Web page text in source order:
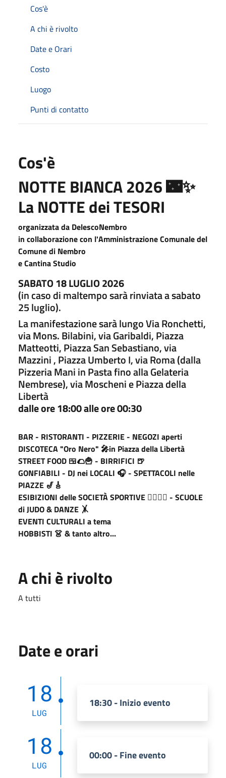
Cos'è
A chi è rivolto
Date e Orari
Costo
Luogo
Punti di contatto
Cos'è
NOTTE BIANCA 2026🌃✨
La NOTTE dei TESORI
organizzata da DelescoNembro
in collaborazione con l'Amministrazione Comunale del
Comune di Nembro
e Cantina Studio
SABATO 18 LUGLIO 2026
(in caso di maltempo sarà rinviata a sabato
25 luglio).
La manifestazione sarà lungo Via Ronchetti,
via Mons. Bilabini, via Garibaldi, Piazza
Matteotti, Piazza San Sebastiano, via
Mazzini , Piazza Umberto I, via Roma (dalla
Pizzeria Mani in Pasta fino alla Gelateria
Nembrese), via Moscheni e Piazza della
Libertà
dalle ore 18:00 alle ore 00:30
BAR - RISTORANTI - PIZZERIE - NEGOZI aperti
DISCOTECA "Oro Nero" 🎤in Piazza della Libertà
STREET FOOD 🍱🌮🍟 - BIRRIFICI 🍺
GONFIABILI - DJ nei LOCALI 🎧 - SPETTACOLI nelle
PIAZZE 🎷🎸
ESIBIZIONI delle SOCIETÀ SPORTIVE 🏋🏾⛹️‍♂️ - SCUOLE
di JUDO & DANZE 🤸
EVENTI CULTURALI a tema
HOBBISTI 👗 & tanto altro...
A chi è rivolto
A tutti
Date e orari
18
LUG
18:30 - Inizio evento
18
LUG
00:00 - Fine evento